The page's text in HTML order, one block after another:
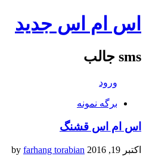
اس ام اس جدید
sms جالب
ورود
برگه نمونه
اس ام اس قشنگ
اکتبر 19, 2016 farhang torabian